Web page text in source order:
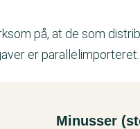
på, at de som
er parallelimporteret.
Minusser